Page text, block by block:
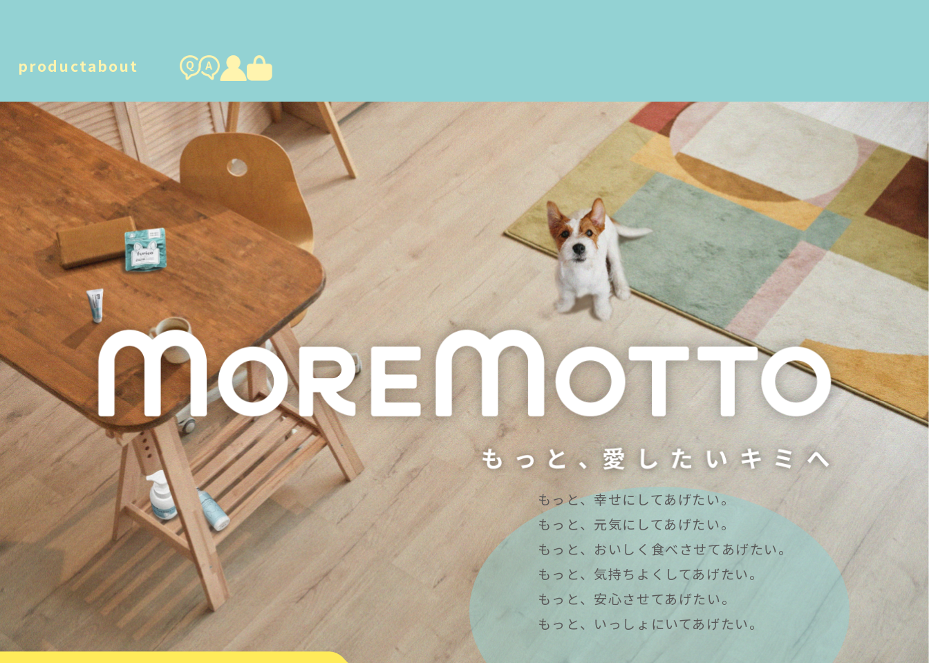
productabout
humuskin water foamy dry shampoo furico dental care gel organic cotton
もっと、幸せにしてあげたい。
もっと、元気にしてあげたい。
もっと、おいしく食べさせてあげたい。
もっと、気持ちよくしてあげたい。
もっと、安心させてあげたい。
もっと、いっしょにいてあげたい。